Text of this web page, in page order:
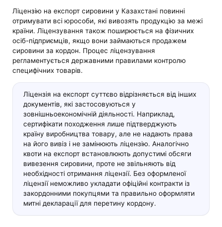
Ліцензію на експорт сировини у Казахстані повинні
отримувати всі юрособи, які вивозять продукцію за межі
країни. Ліцензування також поширюється на фізичних
осіб-підприємців, якщо вони займаються продажем
сировини за кордон. Процес ліцензування
регламентується державними правилами контролю
специфічних товарів.
Ліцензія на експорт суттєво відрізняється від інших
документів, які застосовуються у
зовнішньоекономічній діяльності. Наприклад,
сертифікати походження лише підтверджують
країну виробництва товару, але не надають права
на його вивіз і не замінюють ліцензію. Аналогічно
квоти на експорт встановлюють допустимі обсяги
вивезення сировини, проте не звільняють від
необхідності отримання ліцензії. Без оформленої
ліцензії неможливо укладати офіційні контракти із
закордонними покупцями та правильно оформляти
митні декларації для перетину кордону.